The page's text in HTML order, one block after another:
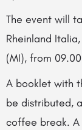
The event will
Rheinland
(MI), from
A booklet with
be distributed,
coffee break.